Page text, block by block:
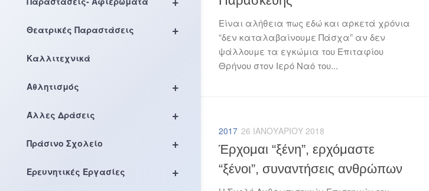
Είναι αλήθεια πως εδώ και αρκετά χρόνια
“δεν καταλαβαίνουμε Πάσχα” αν δεν
ψάλλουμε τα εγκώμια του Επιταφίου
Θρήνου στον Ιερό Ναό του...
2017 26 ΙΑΝΟΥΑΡΊΟΥ 2018
Έρχομαι “ξένη”, ερχόμαστε
“ξένοι”, συναντήσεις ανθρώπων
+
Θεατρικές Παραστάσεις
Καλλιτεχνικά
+
Αθλητισμός
+
Άλλες Δράσεις
+
Πράσινο Σχολείο
+
Ερευνητικές Εργασίες